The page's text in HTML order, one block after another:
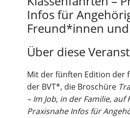
Infos für
Freund*innen
Über diese
Mit der fünften Edition der
der BVT*, die Broschüre
– Im Job, in der Familie, auf
Praxisnahe Infos für